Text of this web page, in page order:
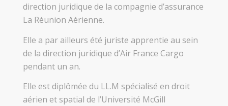
direction juridique de la compagnie d’assurance
La Réunion Aérienne.
Elle a par ailleurs été juriste apprentie au sein
de la direction juridique d’Air France Cargo
pendant un an.
Elle est diplômée du LL.M spécialisé en droit
aérien et spatial de l’Université McGill